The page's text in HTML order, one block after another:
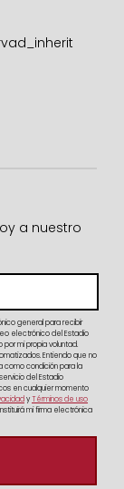
a nuestro
general para recibir
electrónico del Estadio
mi propia voluntad.
Entiendo que no
como condición para la
del Estadio
en cualquier momento
yTérminos de uso
mi firma electrónica